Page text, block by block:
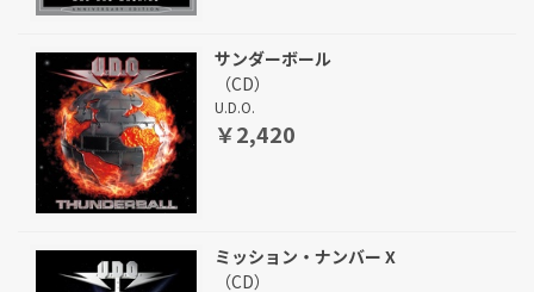
サンダーボール
（CD）
U.D.O.
￥2,420
ミッション・ナンバー X
（CD）